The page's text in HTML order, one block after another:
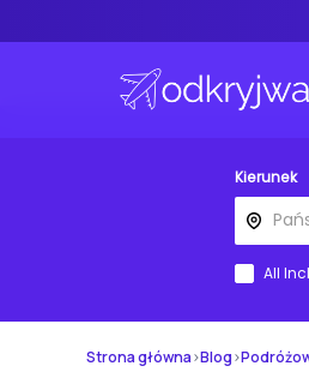
Kierunek
All
Strona główna›Blog›